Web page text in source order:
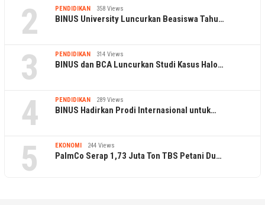
2 PENDIDIKAN 358 Views
BINUS University Luncurkan Beasiswa Tahu…
3 PENDIDIKAN 314 Views
BINUS dan BCA Luncurkan Studi Kasus Halo…
4 PENDIDIKAN 289 Views
BINUS Hadirkan Prodi Internasional untuk…
5 EKONOMI 244 Views
PalmCo Serap 1,73 Juta Ton TBS Petani Du…